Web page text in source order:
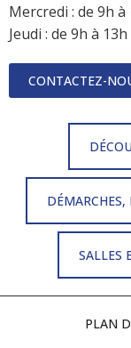
Mercredi : de 9h à
Jeudi : de 9h à
CONTACTEZ-
DÉMARCHES,
SALLES
PLAN